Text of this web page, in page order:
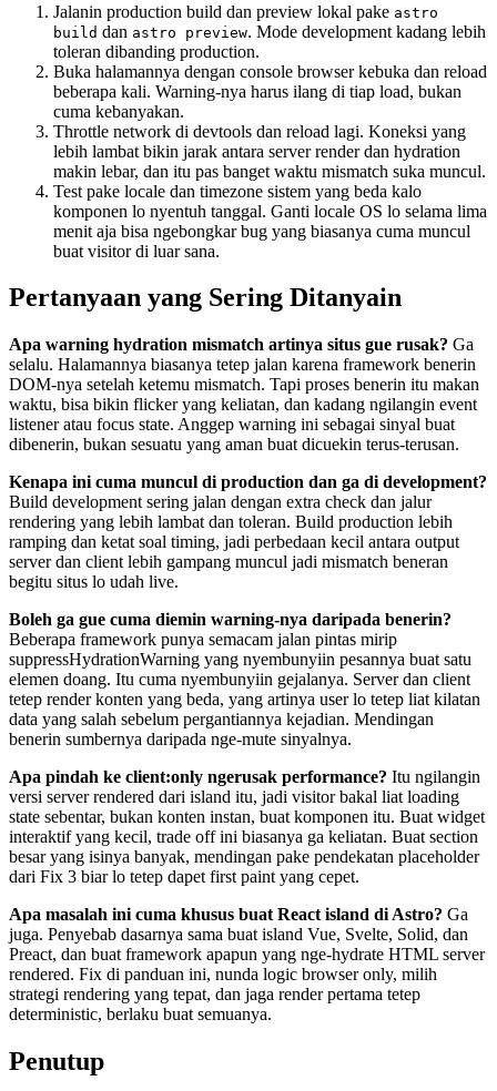
Jalanin production build dan preview lokal pake astro
build dan astro preview. Mode development kadang lebih
toleran dibanding production.
Buka halamannya dengan console browser kebuka dan reload
beberapa kali. Warning-nya harus ilang di tiap load, bukan
cuma kebanyakan.
Throttle network di devtools dan reload lagi. Koneksi yang
lebih lambat bikin jarak antara server render dan hydration
makin lebar, dan itu pas banget waktu mismatch suka muncul.
Test pake locale dan timezone sistem yang beda kalo
komponen lo nyentuh tanggal. Ganti locale OS lo selama lima
menit aja bisa ngebongkar bug yang biasanya cuma muncul
buat visitor di luar sana.
Pertanyaan yang Sering Ditanyain
Apa warning hydration mismatch artinya situs gue rusak? Ga
selalu. Halamannya biasanya tetep jalan karena framework benerin
DOM-nya setelah ketemu mismatch. Tapi proses benerin itu makan
waktu, bisa bikin flicker yang keliatan, dan kadang ngilangin event
listener atau focus state. Anggep warning ini sebagai sinyal buat
dibenerin, bukan sesuatu yang aman buat dicuekin terus-terusan.
Kenapa ini cuma muncul di production dan ga di development?
Build development sering jalan dengan extra check dan jalur
rendering yang lebih lambat dan toleran. Build production lebih
ramping dan ketat soal timing, jadi perbedaan kecil antara output
server dan client lebih gampang muncul jadi mismatch beneran
begitu situs lo udah live.
Boleh ga gue cuma diemin warning-nya daripada benerin?
Beberapa framework punya semacam jalan pintas mirip
suppressHydrationWarning yang nyembunyiin pesannya buat satu
elemen doang. Itu cuma nyembunyiin gejalanya. Server dan client
tetep render konten yang beda, yang artinya user lo tetep liat kilatan
data yang salah sebelum pergantiannya kejadian. Mendingan
benerin sumbernya daripada nge-mute sinyalnya.
Apa pindah ke client:only ngerusak performance? Itu ngilangin
versi server rendered dari island itu, jadi visitor bakal liat loading
state sebentar, bukan konten instan, buat komponen itu. Buat widget
interaktif yang kecil, trade off ini biasanya ga keliatan. Buat section
besar yang isinya banyak, mendingan pake pendekatan placeholder
dari Fix 3 biar lo tetep dapet first paint yang cepet.
Apa masalah ini cuma khusus buat React island di Astro? Ga
juga. Penyebab dasarnya sama buat island Vue, Svelte, Solid, dan
Preact, dan buat framework apapun yang nge-hydrate HTML server
rendered. Fix di panduan ini, nunda logic browser only, milih
strategi rendering yang tepat, dan jaga render pertama tetep
deterministic, berlaku buat semuanya.
Penutup